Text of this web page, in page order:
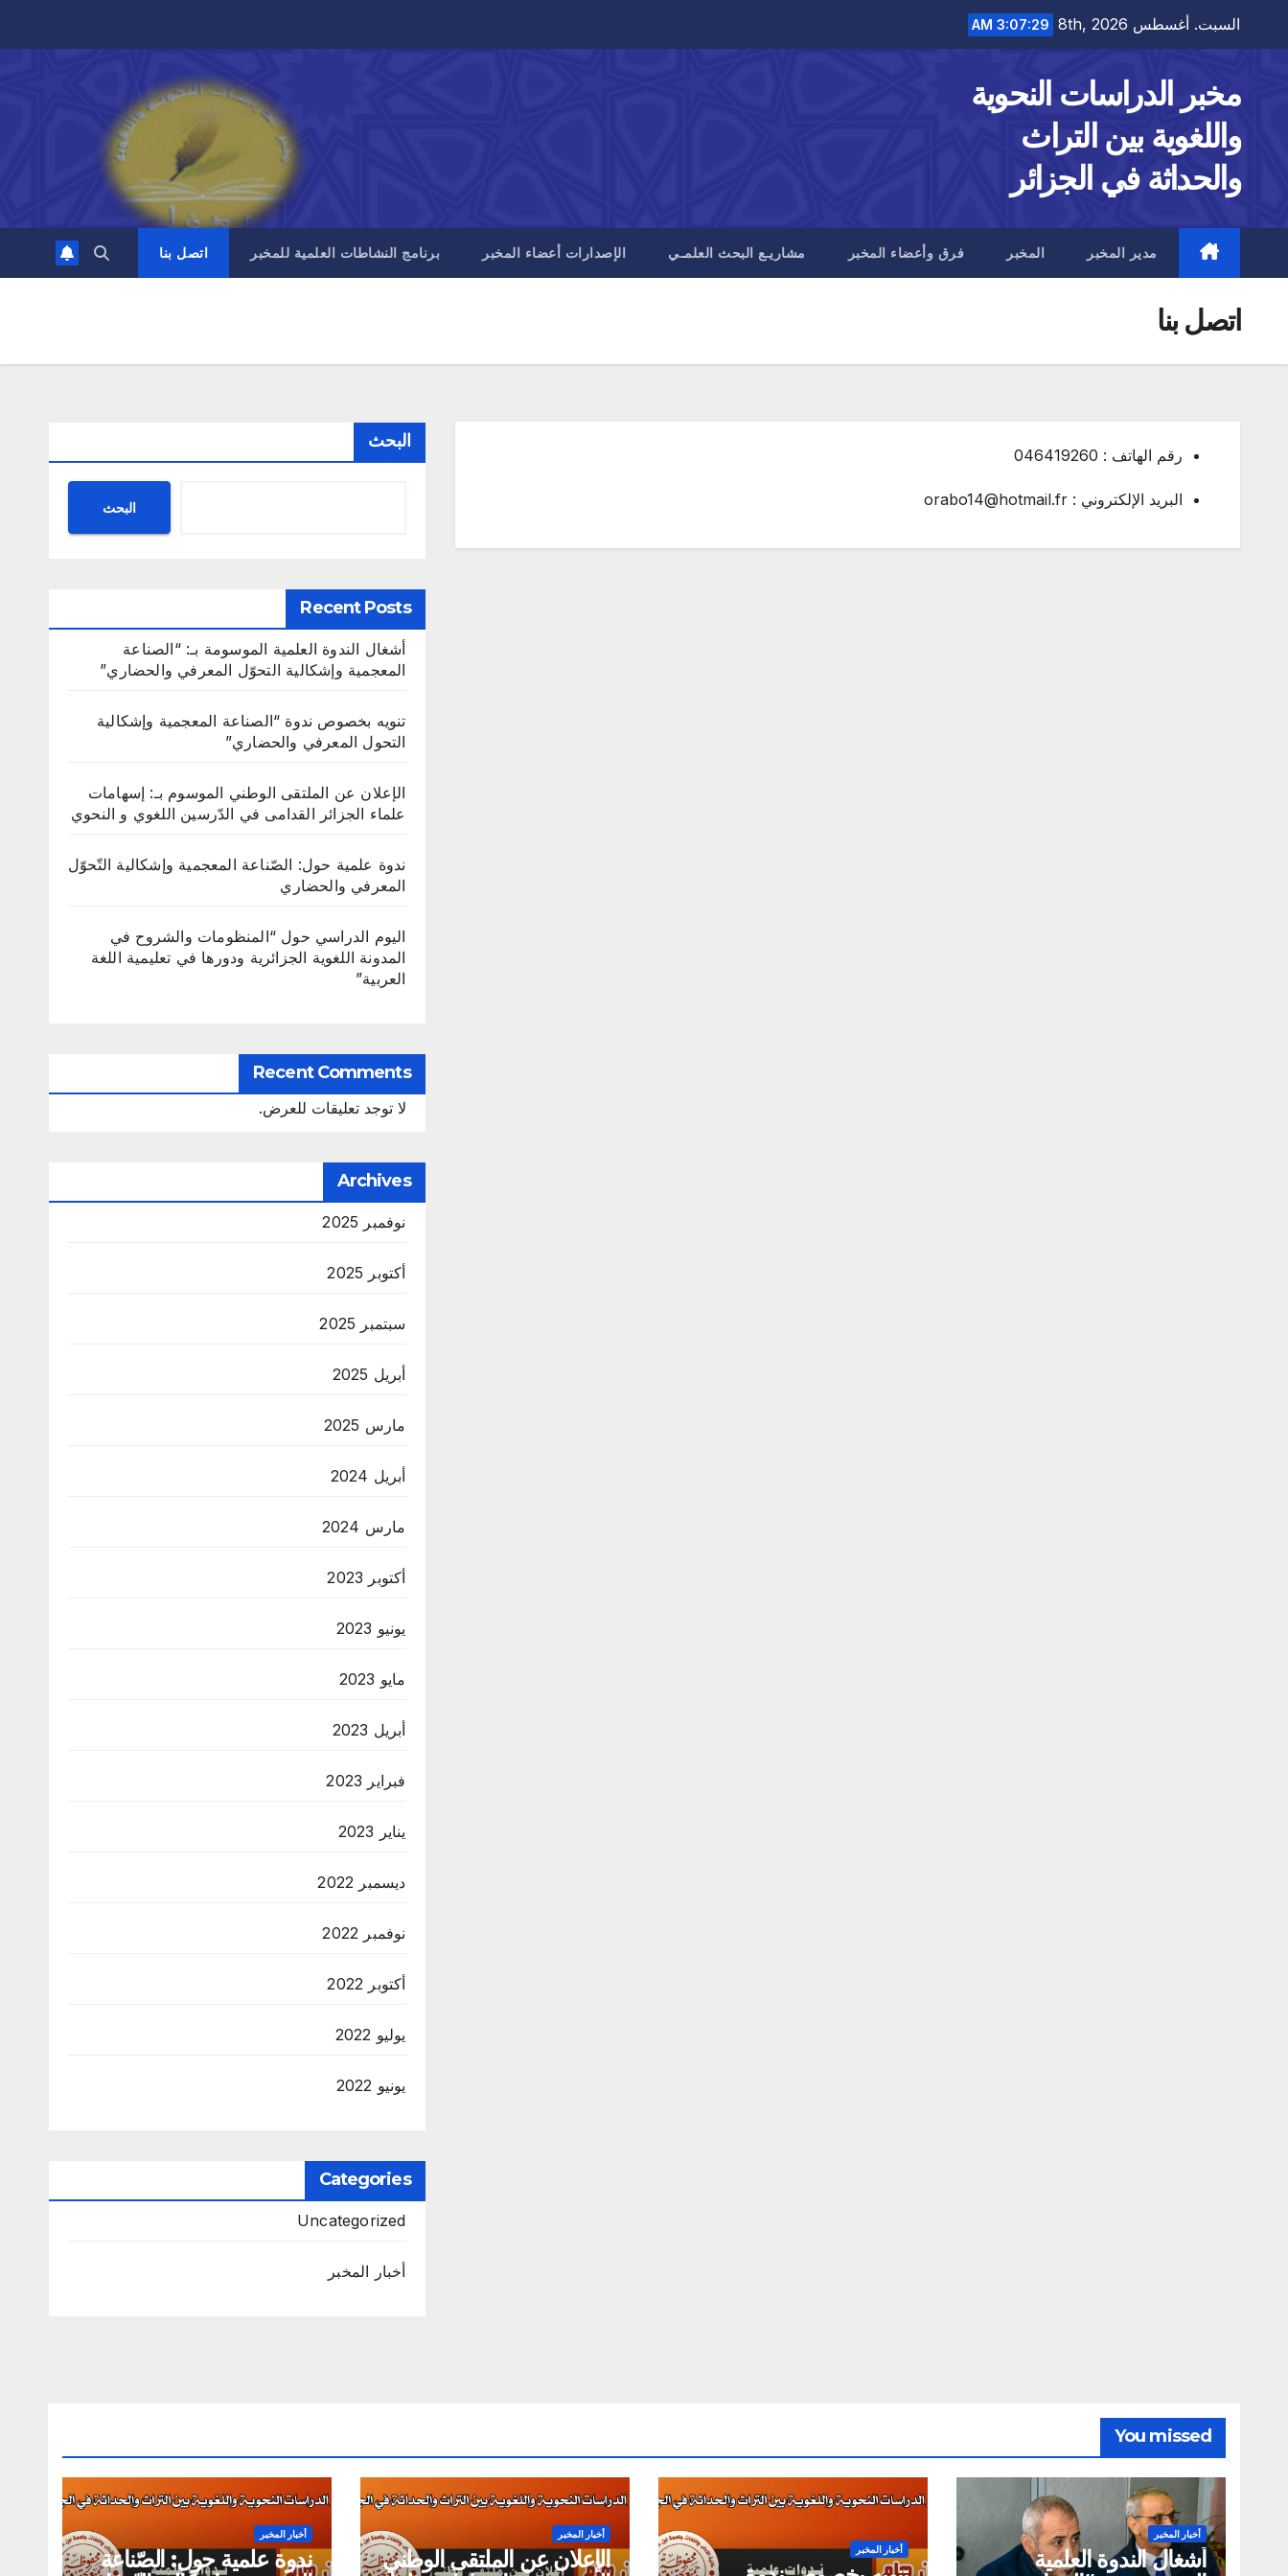
السبت. أغسطس 8th, 2026 3:07:30 AM
مخبر الدراسات النحوية
واللغوية بين التراث
والحداثة في الجزائر
مدير المخبر المخبر فرق وأعضاء المخبر مشاريـع البحث العلمـي الإصدارات أعضاء المخبر برنامج النشاطات العلمية للمخبر اتصل بنا
اتصل بنا
رقم الهاتف : 046419260
البريد الإلكتروني : orabo14@hotmail.fr
البحث
البحث
Recent Posts
أشغال الندوة العلمية الموسومة بـ: “الصناعة
المعجمية وإشكالية التحوّل المعرفي والحضاري”
تنويه بخصوص ندوة “الصناعة المعجمية وإشكالية
التحول المعرفي والحضاري”
الإعلان عن الملتقى الوطني الموسوم بـ: إسهامات
علماء الجزائر القدامى في الدّرسين اللغوي و النحوي
ندوة علمية حول: الصّناعة المعجمية وإشكالية التّحوّل
المعرفي والحضاري
اليوم الدراسي حول “المنظومات والشروح في
المدونة اللغوية الجزائرية ودورها في تعليمية اللغة
العربية”
Recent Comments
لا توجد تعليقات للعرض.
Archives
نوفمبر 2025
أكتوبر 2025
سبتمبر 2025
أبريل 2025
مارس 2025
أبريل 2024
مارس 2024
أكتوبر 2023
يونيو 2023
مايو 2023
أبريل 2023
فبراير 2023
يناير 2023
ديسمبر 2022
نوفمبر 2022
أكتوبر 2022
يوليو 2022
يونيو 2022
Categories
Uncategorized
أخبار المخبر
You missed
أخبار المخبر
أشغال الندوة العلمية
أخبار المخبر
أخبار المخبر
الإعلان عن الملتقى الوطني
أخبار المخبر
ندوة علمية حول: الصّناعة